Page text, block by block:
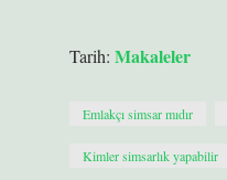
Tarih: Makaleler
Emlakçı simsar mıdır
Kimler simsarlık yapabilir